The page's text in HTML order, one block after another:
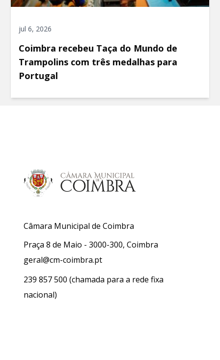
jul 6, 2026
Coimbra recebeu Taça do Mundo de
Trampolins com três medalhas para
Portugal
Câmara Municipal de Coimbra
Praça 8 de Maio - 3000-300, Coimbra
geral@cm-coimbra.pt
239 857 500 (chamada para a rede fixa
nacional)